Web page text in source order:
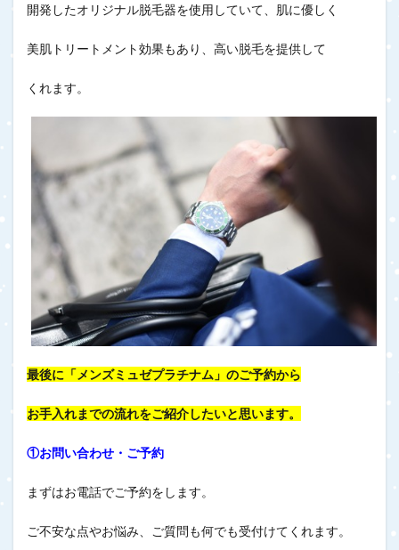
開発したオリジナル脱毛器を使用していて、肌に優しく
美肌トリートメント効果もあり、高い脱毛を提供して
くれます。
最後に「メンズミュゼプラチナム」のご予約から
お手入れまでの流れをご紹介したいと思います。
①お問い合わせ・ご予約
まずはお電話でご予約をします。
ご不安な点やお悩み、ご質問も何でも受付けてくれます。